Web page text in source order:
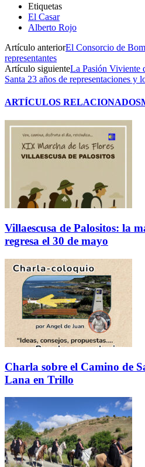
Etiquetas
El Casar
Alberto Rojo
Artículo anteriorEl Consorcio de
representantes
Artículo siguienteLa Pasión Viviente
Santa 23 años de representaciones y
ARTÍCULOS RELACIONADOS
Villaescusa de Palositos: la
regresa el 30 de mayo
Charla sobre el Camino de
Lana en Trillo